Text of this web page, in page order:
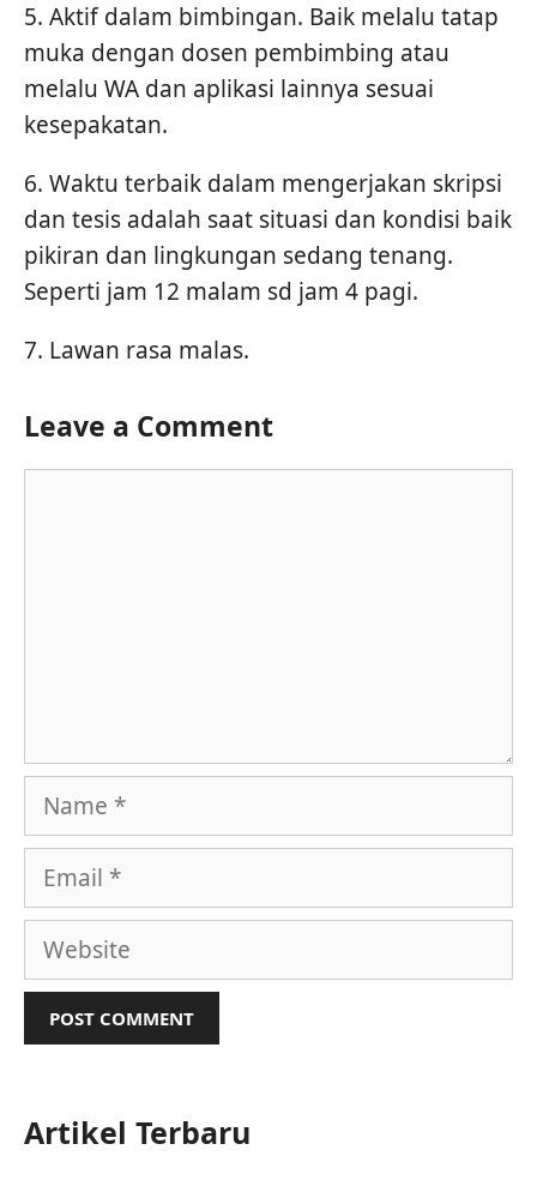
5. Aktif dalam bimbingan. Baik melalu tatap
muka dengan dosen pembimbing atau
melalu WA dan aplikasi lainnya sesuai
kesepakatan.
6. Waktu terbaik dalam mengerjakan skripsi
dan tesis adalah saat situasi dan kondisi baik
pikiran dan lingkungan sedang tenang.
Seperti jam 12 malam sd jam 4 pagi.
7. Lawan rasa malas.
Leave a Comment
Name
Email
Website
Artikel Terbaru